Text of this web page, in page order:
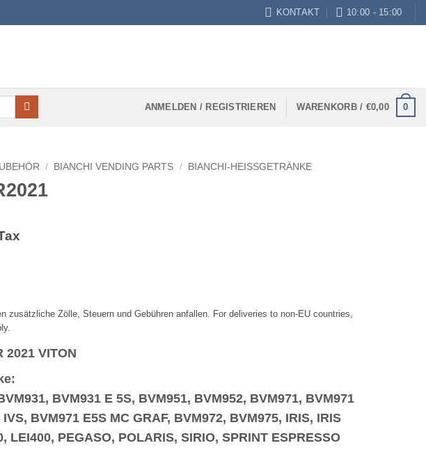
KONTAKT 10:00 - 15:00
ANMELDEN / REGISTRIEREN WARENKORB / €0,00 0
/ BIANCHI VENDING PARTS / BIANCHI-HEISSGETRÄNKE
zusätzliche Zölle, Steuern und Gebühren anfallen. For deliveries to non-EU countries,
VITON
BVM931 E 5S, BVM951, BVM952, BVM971, BVM971
BVM971 E5S MC GRAF, BVM972, BVM975, IRIS, IRIS
LEI400, PEGASO, POLARIS, SIRIO, SPRINT ESPRESSO